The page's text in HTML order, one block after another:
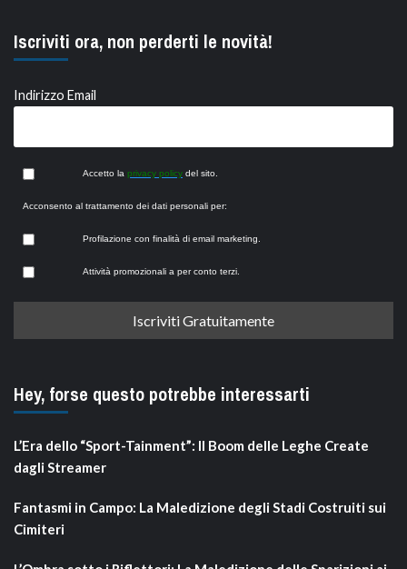
Iscriviti ora, non perderti le novità!
Indirizzo Email
Accetto la privacy policy del sito.
Acconsento al trattamento dei dati personali per:
Profilazione con finalità di email marketing.
Attività promozionali a per conto terzi.
Hey, forse questo potrebbe interessarti
L’Era dello “Sport-Tainment”: Il Boom delle Leghe Create
dagli Streamer
Fantasmi in Campo: La Maledizione degli Stadi Costruiti sui
Cimiteri